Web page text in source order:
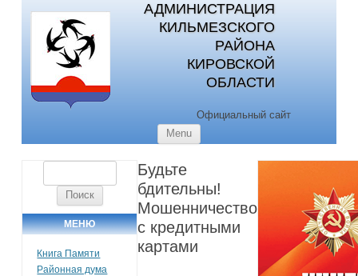
АДМИНИСТРАЦИЯ
КИЛЬМЕЗСКОГО
РАЙОНА
КИРОВСКОЙ
ОБЛАСТИ
Официальный сайт
Menu
МЕНЮ
Книга Памяти
Районная дума
Будьте
бдительны!
Мошенничество
с кредитными
картами